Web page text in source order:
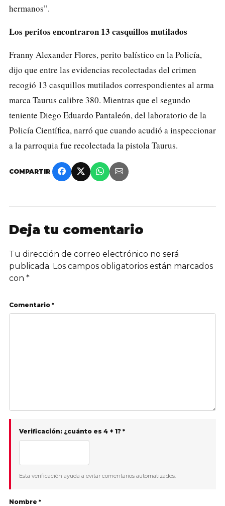
hermanos”.
Los peritos encontraron 13 casquillos mutilados
Franny Alexander Flores, perito balístico en la Policía,
dijo que entre las evidencias recolectadas del crimen
recogió 13 casquillos mutilados correspondientes al arma
marca Taurus calibre 380. Mientras que el segundo
teniente Diego Eduardo Pantaleón, del laboratorio de la
Policía Científica, narró que cuando acudió a inspeccionar
a la parroquia fue recolectada la pistola Taurus.
COMPARTIR
Deja tu comentario
Tu dirección de correo electrónico no será
publicada. Los campos obligatorios están marcados
con *
Comentario *
Verificación: ¿cuánto es 4 + 1? *
Esta verificación ayuda a evitar comentarios automatizados.
Nombre *